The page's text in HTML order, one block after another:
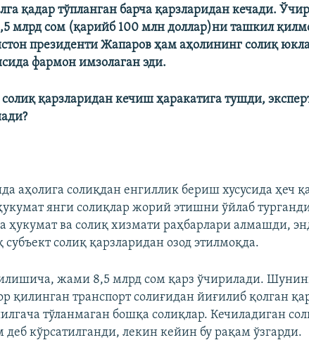
қадар тўпланган барча қарзларидан кечади.
млрд сом (қарийб 100 млн доллар)ни ташкил
президенти Жапаров ҳам аҳолининг солиқ
фармон имзолаган эди.
қарзларидан кечиш ҳаракатига тушди,
аҳолига солиқдан енгиллик бериш хусусида ҳеч
янги солиқлар жорий этишни ўйлаб
ҳукумат ва солиқ хизмати раҳбарлари алмашди,
солиқ қарзларидан озод этилмоқда.
жами 8,5 млрд сом қарз ўчирилади.
қилинган транспорт солиғидан йиғилиб қолган
тўланмаган бошқа солиқлар. Кечиладиган
деб кўрсатилганди, лекин кейин бу рақам ўзгарди.